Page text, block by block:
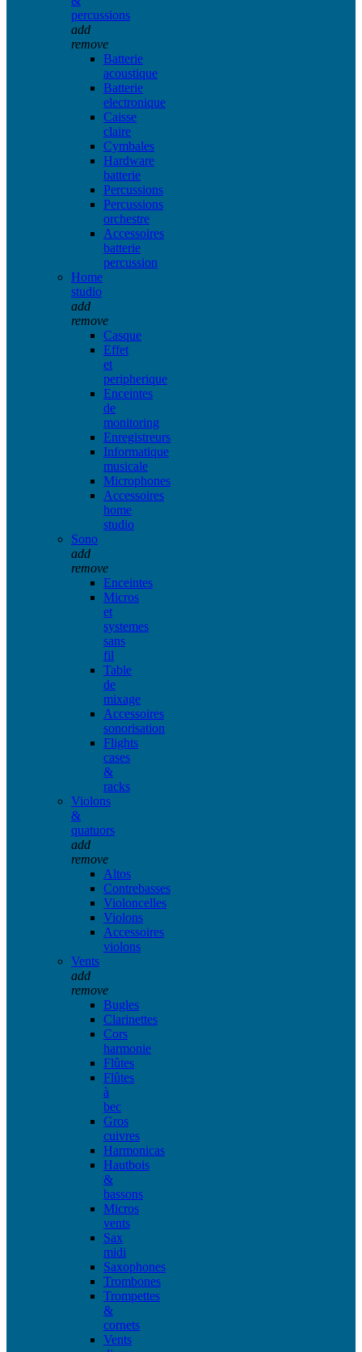
percussions
add
remove
Batterie
acoustique
Batterie
electronique
Caisse
claire
Cymbales
Hardware
batterie
Percussions
Percussions
orchestre
Accessoires
batterie
percussion
Home
studio
add
remove
Casque
Effet
et
peripherique
Enceintes
de
monitoring
Enregistreurs
Informatique
musicale
Microphones
Accessoires
home
studio
Sono
add
remove
Enceintes
Micros
et
systemes
sans
fil
Table
de
mixage
Accessoires
sonorisation
Flights
cases
&
racks
Violons
&
quatuors
add
remove
Altos
Contrebasses
Violoncelles
Violons
Accessoires
violons
Vents
add
remove
Bugles
Clarinettes
Cors
harmonie
Flûtes
Flûtes
à
bec
Gros
cuivres
Harmonicas
Hautbois
&
bassons
Micros
vents
Sax
midi
Saxophones
Trombones
Trompettes
&
cornets
Vents